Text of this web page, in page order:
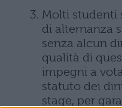
Molti studenti
di alternanza
senza alcun
qualità di
impegni a
statuto dei
stage, per